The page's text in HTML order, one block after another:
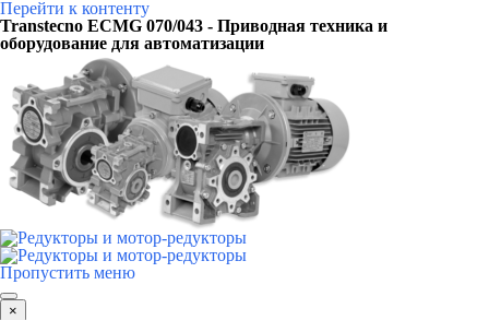
Перейти к контенту
Transtecno ECMG 070/043 - Приводная техника и
оборудование для автоматизации
Пропустить меню
×